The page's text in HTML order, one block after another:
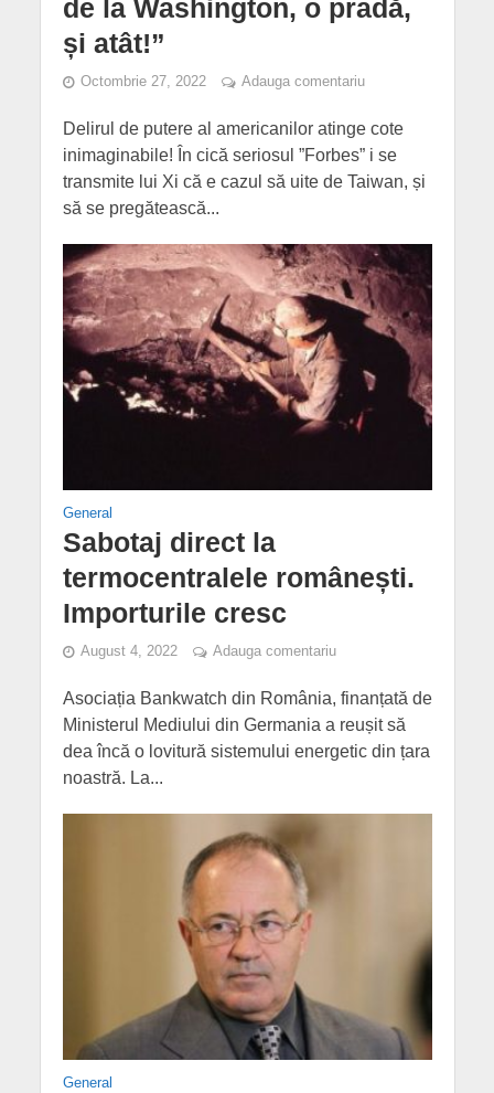
de la Washington, o pradă,
și atât!”
Octombrie 27, 2022 Adauga comentariu
Delirul de putere al americanilor atinge cote
inimaginabile! În cică seriosul ”Forbes” i se
transmite lui Xi că e cazul să uite de Taiwan, și
să se pregătească...
General
Sabotaj direct la
termocentralele românești.
Importurile cresc
August 4, 2022 Adauga comentariu
Asociația Bankwatch din România, finanțată de
Ministerul Mediului din Germania a reușit să
dea încă o lovitură sistemului energetic din țara
noastră. La...
General